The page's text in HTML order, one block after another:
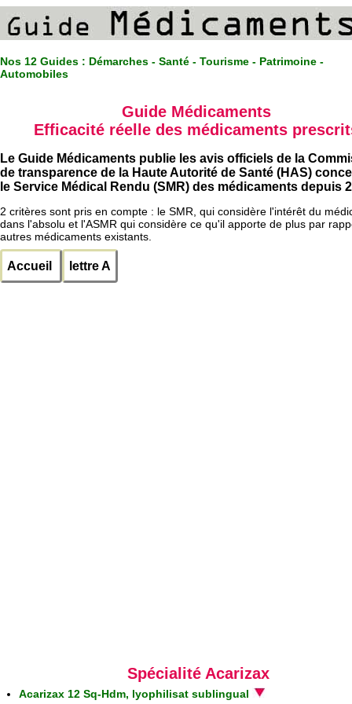
Nos 12 Guides : Démarches - Santé - Tourisme - Patrimoine -
Automobiles
Guide Médicaments
Efficacité réelle des médicaments
Le Guide Médicaments publie les avis officiels de la
de transparence de la Haute Autorité de Santé (HAS)
le Service Médical Rendu (SMR) des médicaments depuis
2 critères sont pris en compte : le SMR, qui considère l'intérêt du
dans l'absolu et l'ASMR qui considère ce qu'il apporte de plus par
autres médicaments existants.
Accueil lettre A
Spécialité Acarizax
Acarizax 12 Sq-Hdm, lyophilisat sublingual